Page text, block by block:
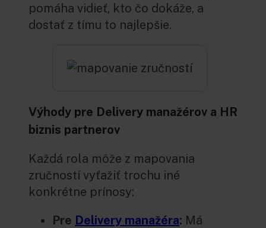
pomáha vidieť, kto čo dokáže, a
dostať z tímu to najlepšie.
Výhody pre Delivery manažérov a HR
biznis partnerov
Každá rola môže z mapovania
zručností vyťažiť trochu iné
konkrétne prínosy:
Pre Delivery manažéra: Má